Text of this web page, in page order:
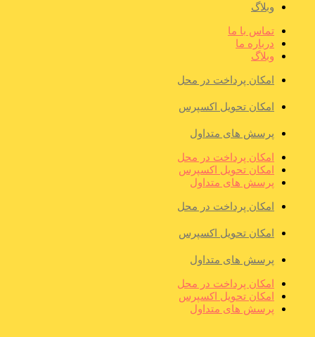
وبلاگ
تماس با ما
درباره ما
وبلاگ
امکان پرداخت در محل
امکان تحویل اکسپرس
پرسش های متداول
امکان پرداخت در محل
امکان تحویل اکسپرس
پرسش های متداول
امکان پرداخت در محل
امکان تحویل اکسپرس
پرسش های متداول
امکان پرداخت در محل
امکان تحویل اکسپرس
پرسش های متداول